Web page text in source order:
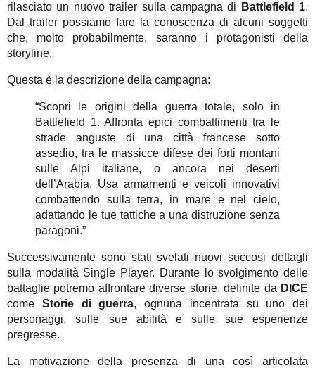
rilasciato un nuovo trailer sulla campagna di
Battlefield 1.
Dal trailer possiamo fare la conoscenza di alcuni soggetti
che, molto probabilmente, saranno i protagonisti della
storyline.
Questa è la descrizione della campagna:
“Scopri le origini della guerra totale, solo in
Battlefield 1. Affronta epici combattimenti tra le
strade anguste di una città francese sotto
assedio, tra le massicce difese dei forti montani
sulle Alpi italiane, o ancora nei deserti
dell’Arabia. Usa armamenti e veicoli innovativi
combattendo sulla terra, in mare e nel cielo,
adattando le tue tattiche a una distruzione senza
paragoni.”
Successivamente sono stati svelati nuovi succosi dettagli
sulla modalità Single Player. Durante lo svolgimento delle
battaglie potremo affrontare diverse storie, definite da DICE
come Storie di guerra, ognuna incentrata su uno dei
personaggi, sulle sue abilità e sulle sue esperienze
pregresse.
La motivazione della presenza di una così articolata